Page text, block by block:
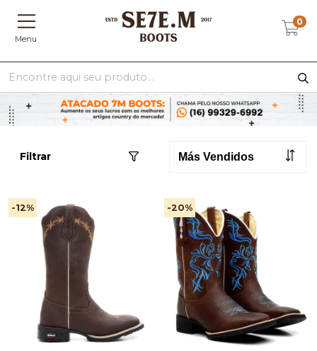
Menu
0
Filtrar
-12% -20%